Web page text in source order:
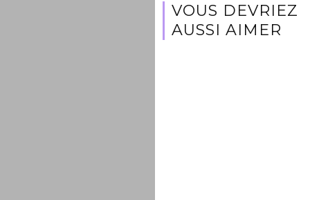
VOUS DEVRIEZ
AUSSI AIMER